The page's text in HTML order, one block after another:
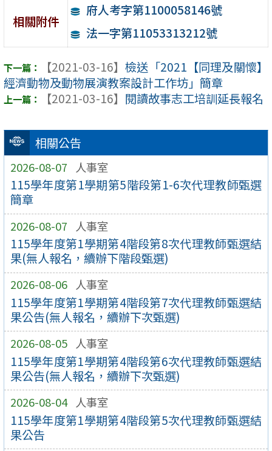
相關公告
2026-08-07 人事室
115學年度第1學期第5階段第1-6次代理教師甄選
簡章
2026-08-07 人事室
115學年度第1學期第4階段第8次代理教師甄選結
果(無人報名，續辦下階段甄選)
2026-08-06 人事室
115學年度第1學期第4階段第7次代理教師甄選結
果公告(無人報名，續辦下次甄選)
2026-08-05 人事室
115學年度第1學期第4階段第6次代理教師甄選結
果公告(無人報名，續辦下次甄選)
2026-08-04 人事室
115學年度第1學期第4階段第5次代理教師甄選結
果公告
相關附件
府人考字第1100058146號
法一字第11053313212號
【2021-03-16】 檢送「2021【同理及關懷】
經濟動物及動物展演教案設計工作坊」簡章
【2021-03-16】 閱讀故事志工培訓延長報名